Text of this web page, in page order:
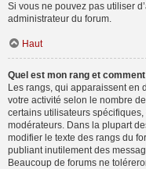
Si vous ne pouvez pas utiliser
administrateur du forum.
Haut
Quel est mon rang et
Les rangs, qui apparaissent en
votre activité selon le nombre
certains utilisateurs
modérateurs. Dans la plupart
modifier le texte des rangs du
publiant inutilement des
Beaucoup de forums ne